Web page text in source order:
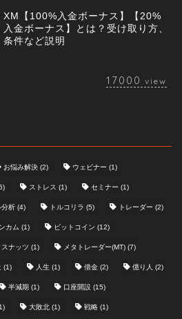
XM【100%入金ボーナス】【20%
入金ボーナス】とは？受け取り方、
条件など説明
17000 view
お悩み解決 (2) ウェビナー (1)
ストレス (1) セミナー (1)
分析 (4) トルコリラ (5) トレーダー (2)
カム (1) ビットコイン (12)
スナッツ (1) メタトレーダー(MT) (7)
(1) 人生 (1) 借金 (2) 億り人 (2)
半減期 (1) 口座開設 (15)
大敗北 (1) 戦略 (1)